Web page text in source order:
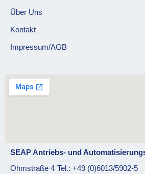
Über Uns
Kontakt
Impressum/AGB
SEAP Antriebs- und
Ohmstraße 4 Tel.: +49 (0)6013/5902-5